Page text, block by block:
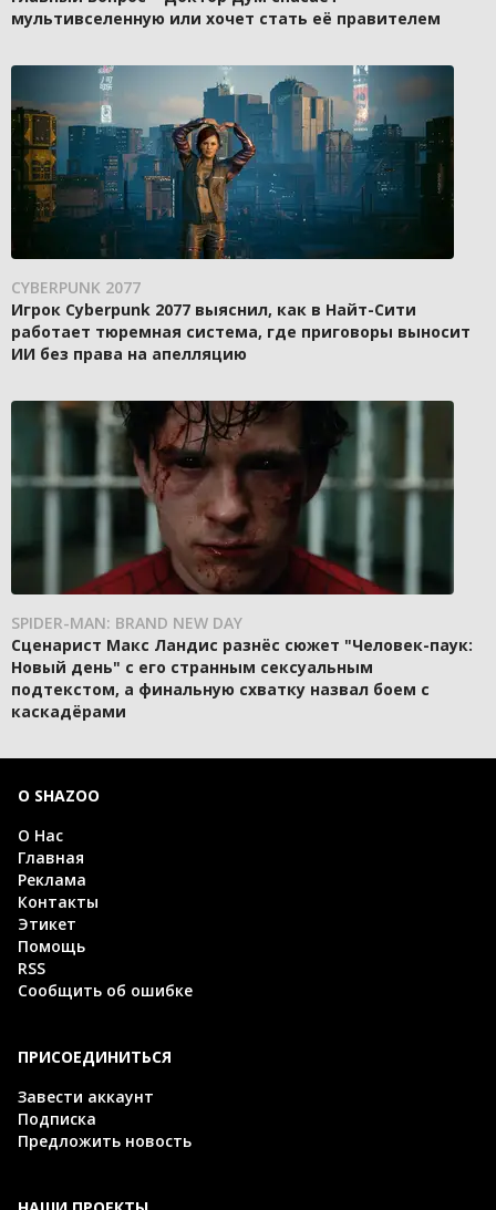
мультивселенную или хочет стать её правителем
CYBERPUNK 2077
Игрок Cyberpunk 2077 выяснил, как в Найт-Сити
работает тюремная система, где приговоры выносит
ИИ без права на апелляцию
SPIDER-MAN: BRAND NEW DAY
Сценарист Макс Ландис разнёс сюжет "Человек-паук:
Новый день" с его странным сексуальным
подтекстом, а финальную схватку назвал боем с
каскадёрами
О SHAZOO
О Нас
Главная
Реклама
Контакты
Этикет
Помощь
RSS
Сообщить об ошибке
ПРИСОЕДИНИТЬСЯ
Завести аккаунт
Подписка
Предложить новость